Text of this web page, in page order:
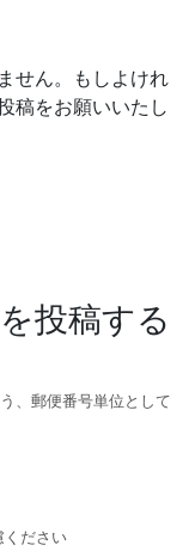
せん。もしよけれ
稿をお願いいたし
投稿する
、郵便番号単位として
ください